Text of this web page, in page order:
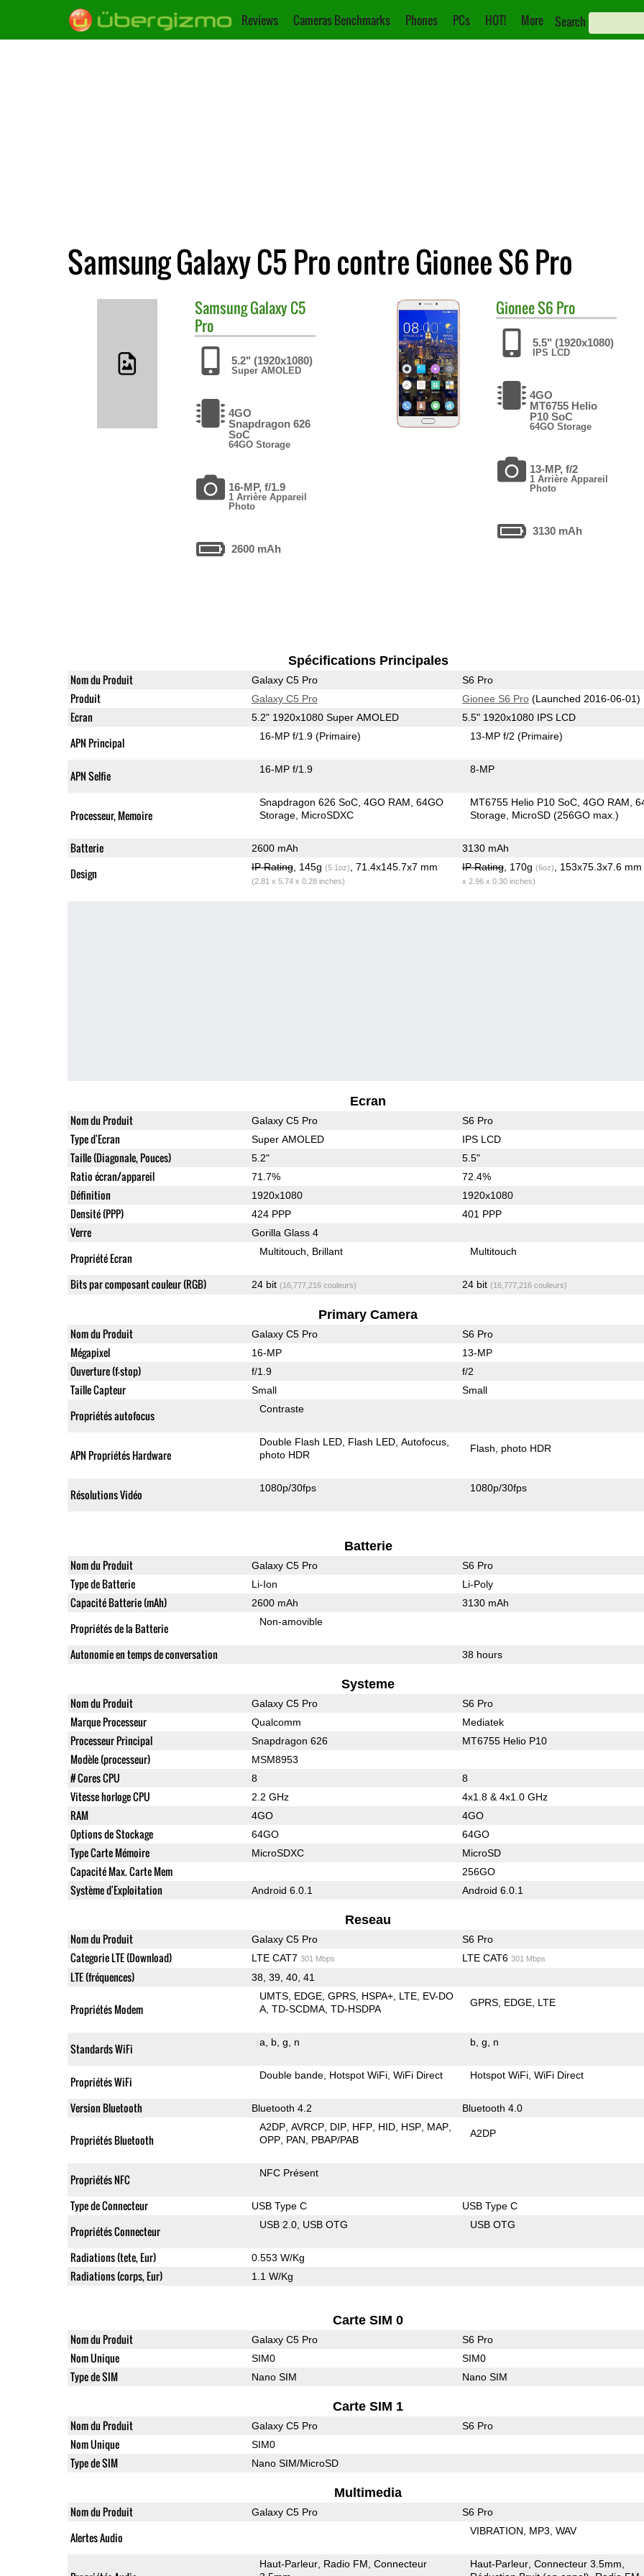
Reviews Cameras Benchmarks Phones PCs HOT! More Search
Samsung Galaxy C5 Pro contre Gionee S6 Pro
SamsungGalaxy C5
Pro
5.2" (1920x1080)
Super AMOLED
4GO
Snapdragon 626
SoC
64GO Storage
16-MP, f/1.9
1 Arrière Appareil
Photo
2600 mAh
GioneeS6 Pro
5.5" (1920x1080)
IPS LCD
4GO
MT6755 Helio
P10 SoC
64GO Storage
13-MP, f/2
1 Arrière Appareil
Photo
3130 mAh
Spécifications Principales
Nom du Produit Galaxy C5 Pro S6 Pro
Produit Galaxy C5 Pro Gionee S6 Pro(Launched 2016-06-01)
Ecran 5.2" 1920x1080 Super AMOLED 5.5" 1920x1080 IPS LCD
APN Principal 16-MP f/1.9(Primaire) 13-MP f/2(Primaire)
APN Selfie 16-MP f/1.9 8-MP
Processeur, Memoire
Snapdragon 626 SoC 4GO RAM 64GO
Storage MicroSDXC
MT6755 Helio P10 SoC 4GO RAM
Storage MicroSD (256GO max.)
Batterie 2600 mAh 3130 mAh
Design IP Rating, 145g (5.1oz) , 71.4x145.7x7 mm
(2.81 x 5.74 x 0.28 inches)
IP Rating, 170g (6oz) , 153x75.3x7.6 mm
x 2.96 x 0.30 inches)
Ecran
Nom du Produit Galaxy C5 Pro S6 Pro
Type d'Ecran Super AMOLED IPS LCD
Taille (Diagonale, Pouces) 5.2" 5.5"
Ratio écran/appareil 71.7% 72.4%
Définition 1920x1080 1920x1080
Densité (PPP) 424 PPP 401 PPP
Verre Gorilla Glass 4
Propriété Ecran Multitouch Brillant Multitouch
Bits par composant couleur (RGB) 24 bit (16,777,216 couleurs) 24 bit (16,777,216 couleurs)
Primary Camera
Nom du Produit Galaxy C5 Pro S6 Pro
Mégapixel 16-MP 13-MP
Ouverture (f-stop) f/1.9 f/2
Taille Capteur Small Small
Propriétés autofocus Contraste
APN Propriétés Hardware
Double Flash LED Flash LED Autofocus
photo HDR
Flash photo HDR
Résolutions Vidéo 1080p/30fps 1080p/30fps
Batterie
Nom du Produit Galaxy C5 Pro S6 Pro
Type de Batterie Li-Ion Li-Poly
Capacité Batterie (mAh) 2600 mAh 3130 mAh
Propriétés de la Batterie Non-amovible
Autonomie en temps de conversation 38 hours
Systeme
Nom du Produit Galaxy C5 Pro S6 Pro
Marque Processeur Qualcomm Mediatek
Processeur Principal Snapdragon 626 MT6755 Helio P10
Modèle (processeur) MSM8953
# Cores CPU 8 8
Vitesse horloge CPU 2.2 GHz 4x1.8 & 4x1.0 GHz
RAM 4GO 4GO
Options de Stockage 64GO 64GO
Type Carte Mémoire MicroSDXC MicroSD
Capacité Max. Carte Mem 256GO
Système d'Exploitation Android 6.0.1 Android 6.0.1
Reseau
Nom du Produit Galaxy C5 Pro S6 Pro
Categorie LTE (Download) LTE CAT7 301 Mbps LTE CAT6 301 Mbps
LTE (fréquences) 38, 39, 40, 41
Propriétés Modem
UMTS EDGE GPRS HSPA+ LTE EV-DO
A TD-SCDMA TD-HSDPA
GPRS EDGE LTE
Standards WiFi a b g n b g n
Propriétés WiFi Double bande Hotspot WiFi WiFi Direct Hotspot WiFi WiFi Direct
Version Bluetooth Bluetooth 4.2 Bluetooth 4.0
Propriétés Bluetooth
A2DP AVRCP DIP HFP HID HSP MAP
OPP PAN PBAP/PAB
A2DP
Propriétés NFC NFC Présent
Type de Connecteur USB Type C USB Type C
Propriétés Connecteur USB 2.0 USB OTG USB OTG
Radiations (tete, Eur) 0.553 W/Kg
Radiations (corps, Eur) 1.1 W/Kg
Carte SIM 0
Nom du Produit Galaxy C5 Pro S6 Pro
Nom Unique SIM0 SIM0
Type de SIM Nano SIM Nano SIM
Carte SIM 1
Nom du Produit Galaxy C5 Pro S6 Pro
Nom Unique SIM0
Type de SIM Nano SIM/MicroSD
Multimedia
Nom du Produit Galaxy C5 Pro S6 Pro
Alertes Audio VIBRATION MP3 WAV
Haut-Parleur Radio FM Connecteur
Haut-Parleur Connecteur 3.5mm